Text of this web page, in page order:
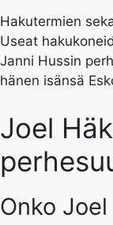
Hakutermien
Useat
Janni Hussin
hänen isänsä
Joel
Onko